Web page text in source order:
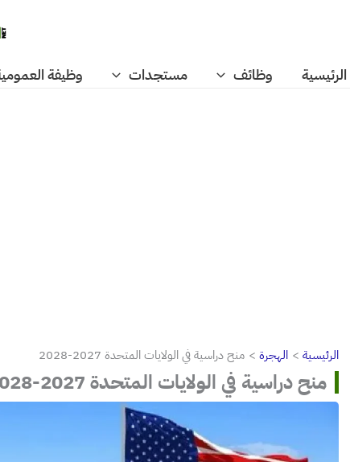
الرئيسية وظائف مستجدات وظيفة
الرئيسية الهجرة منح دراسية في الولايات المتحدة 2027-2028
منح دراسية في الولايات المتحدة 2027-2028